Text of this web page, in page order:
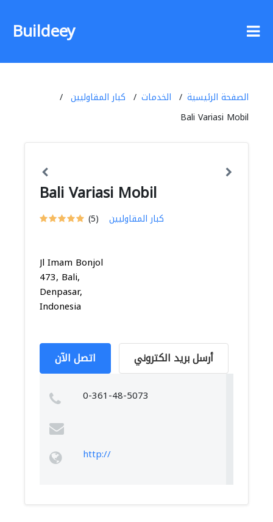
Buildeey
الصفحة الرئيسية الخدمات
كبار المقاوليين
Bali Variasi Mobil
Bali Variasi Mobil
(5) كبار المقاوليين
Jl Imam Bonjol
473, Bali,
Denpasar,
Indonesia
اتصل الآن أرسل بريد الكتروني
0-361-48-5073
http://